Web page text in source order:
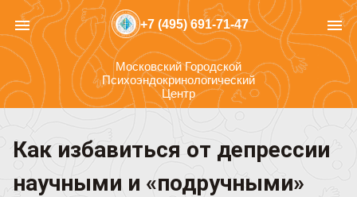
menu +7 (495) 691-71-47 menu
Московский Городской
Психоэндокринологический
Центр
Как избавиться от депрессии
научными и «подручными»